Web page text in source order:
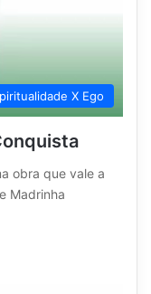
X Ego
obra que vale a
Madrinha